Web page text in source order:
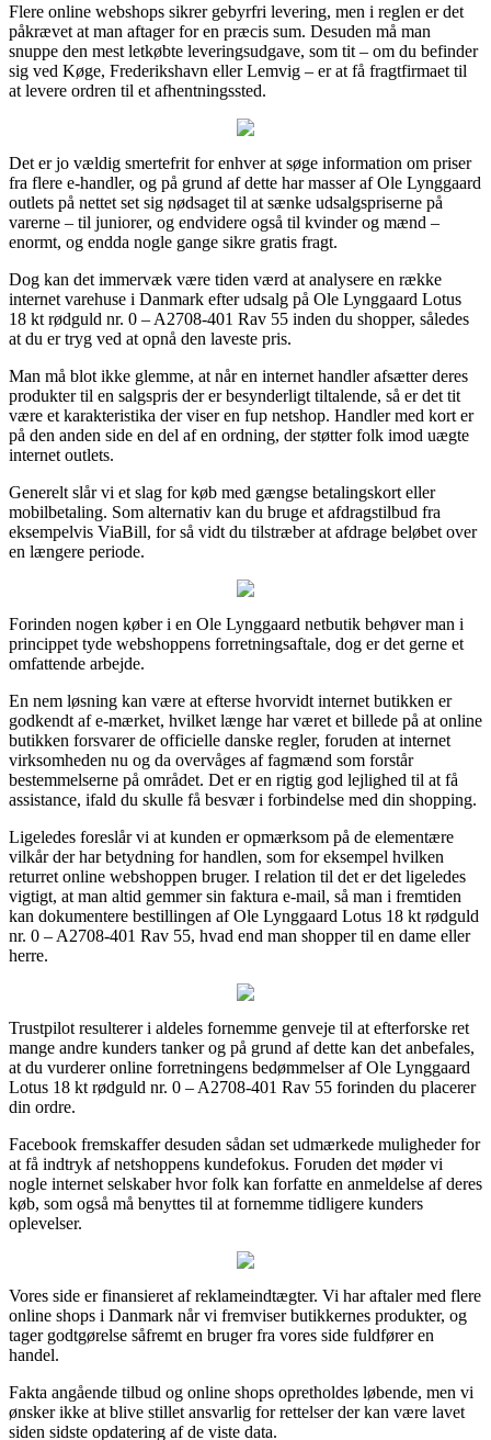
Flere online webshops sikrer gebyrfri levering, men i reglen er det
påkrævet at man aftager for en præcis sum. Desuden må man
snuppe den mest letkøbte leveringsudgave, som tit – om du befinder
sig ved Køge, Frederikshavn eller Lemvig – er at få fragtfirmaet til
at levere ordren til et afhentningssted.
Det er jo vældig smertefrit for enhver at søge information om priser
fra flere e-handler, og på grund af dette har masser af Ole Lynggaard
outlets på nettet set sig nødsaget til at sænke udsalgspriserne på
varerne – til juniorer, og endvidere også til kvinder og mænd –
enormt, og endda nogle gange sikre gratis fragt.
Dog kan det immervæk være tiden værd at analysere en række
internet varehuse i Danmark efter udsalg på Ole Lynggaard Lotus
18 kt rødguld nr. 0 – A2708-401 Rav 55 inden du shopper, således
at du er tryg ved at opnå den laveste pris.
Man må blot ikke glemme, at når en internet handler afsætter deres
produkter til en salgspris der er besynderligt tiltalende, så er det tit
være et karakteristika der viser en fup netshop. Handler med kort er
på den anden side en del af en ordning, der støtter folk imod uægte
internet outlets.
Generelt slår vi et slag for køb med gængse betalingskort eller
mobilbetaling. Som alternativ kan du bruge et afdragstilbud fra
eksempelvis ViaBill, for så vidt du tilstræber at afdrage beløbet over
en længere periode.
Forinden nogen køber i en Ole Lynggaard netbutik behøver man i
princippet tyde webshoppens forretningsaftale, dog er det gerne et
omfattende arbejde.
En nem løsning kan være at efterse hvorvidt internet butikken er
godkendt af e-mærket, hvilket længe har været et billede på at online
butikken forsvarer de officielle danske regler, foruden at internet
virksomheden nu og da overvåges af fagmænd som forstår
bestemmelserne på området. Det er en rigtig god lejlighed til at få
assistance, ifald du skulle få besvær i forbindelse med din shopping.
Ligeledes foreslår vi at kunden er opmærksom på de elementære
vilkår der har betydning for handlen, som for eksempel hvilken
returret online webshoppen bruger. I relation til det er det ligeledes
vigtigt, at man altid gemmer sin faktura e-mail, så man i fremtiden
kan dokumentere bestillingen af Ole Lynggaard Lotus 18 kt rødguld
nr. 0 – A2708-401 Rav 55, hvad end man shopper til en dame eller
herre.
Trustpilot resulterer i aldeles fornemme genveje til at efterforske ret
mange andre kunders tanker og på grund af dette kan det anbefales,
at du vurderer online forretningens bedømmelser af Ole Lynggaard
Lotus 18 kt rødguld nr. 0 – A2708-401 Rav 55 forinden du placerer
din ordre.
Facebook fremskaffer desuden sådan set udmærkede muligheder for
at få indtryk af netshoppens kundefokus. Foruden det møder vi
nogle internet selskaber hvor folk kan forfatte en anmeldelse af deres
køb, som også må benyttes til at fornemme tidligere kunders
oplevelser.
Vores side er finansieret af reklameindtægter. Vi har aftaler med flere
online shops i Danmark når vi fremviser butikkernes produkter, og
tager godtgørelse såfremt en bruger fra vores side fuldfører en
handel.
Fakta angående tilbud og online shops opretholdes løbende, men vi
ønsker ikke at blive stillet ansvarlig for rettelser der kan være lavet
siden sidste opdatering af de viste data.